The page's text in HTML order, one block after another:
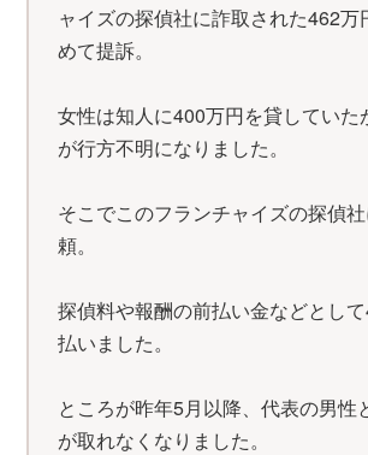
ャイズの探偵社に詐取された462万
めて提訴。
女性は知人に400万円を貸していた
が行方不明になりました。
そこでこのフランチャイズの探偵
頼。
探偵料や報酬の前払い金などとし
払いました。
ところが昨年5月以降、代表の男性
が取れなくなりました。